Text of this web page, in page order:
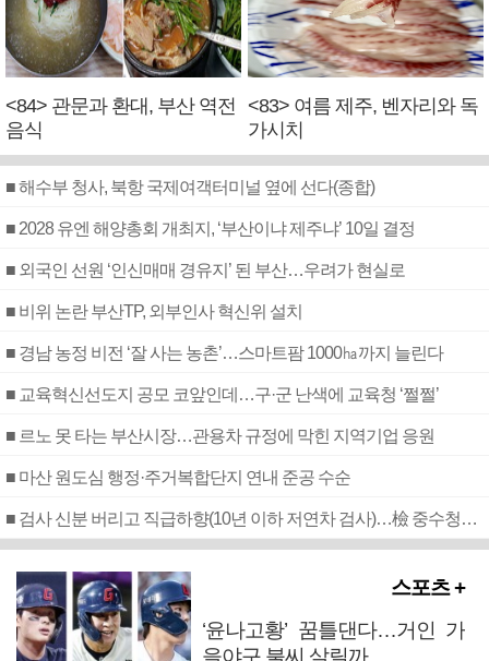
<84> 관문과 환대, 부산 역전
음식
<83> 여름 제주, 벤자리와 독
가시치
■ 해수부 청사, 북항 국제여객터미널 옆에 선다(종합)
■ 2028 유엔 해양총회 개최지, ‘부산이냐 제주냐’ 10일 결정
■ 외국인 선원 ‘인신매매 경유지’ 된 부산…우려가 현실로
■ 비위 논란 부산TP, 외부인사 혁신위 설치
■ 경남 농정 비전 ‘잘 사는 농촌’…스마트팜 1000㏊까지 늘린다
■ 교육혁신선도지 공모 코앞인데…구·군 난색에 교육청 ‘쩔쩔’
■ 르노 못 타는 부산시장…관용차 규정에 막힌 지역기업 응원
■ 마산 원도심 행정·주거복합단지 연내 준공 수순
■ 검사 신분 버리고 직급하향(10년 이하 저연차 검사)…檢 중수청행 기피
스포츠 +
‘윤나고황’ 꿈틀댄다…거인 가
을야구 불씨 살릴까